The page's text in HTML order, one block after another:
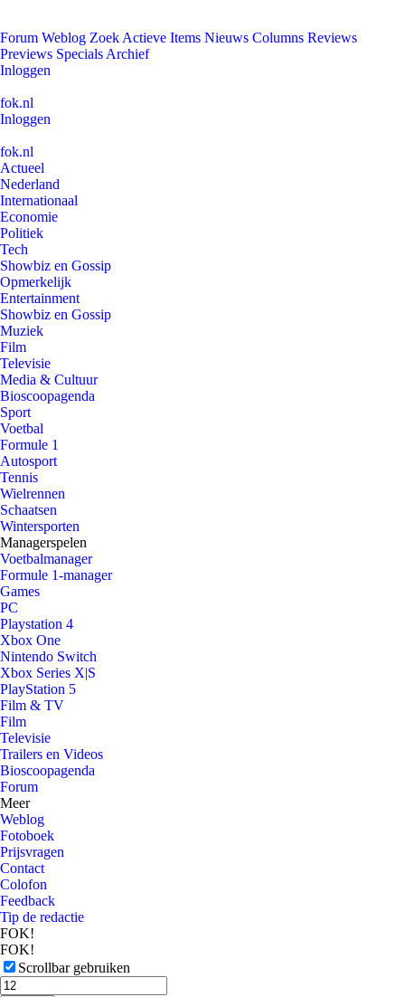
Forum Weblog Zoek Actieve Items Nieuws Columns Reviews
Previews Specials Archief
Inloggen
fok.nl
Inloggen
fok.nl
Actueel
Nederland
Internationaal
Economie
Politiek
Tech
Showbiz en Gossip
Opmerkelijk
Entertainment
Showbiz en Gossip
Muziek
Film
Televisie
Media & Cultuur
Bioscoopagenda
Sport
Voetbal
Formule 1
Autosport
Tennis
Wielrennen
Schaatsen
Wintersporten
Managerspelen
Voetbalmanager
Formule 1-manager
Games
PC
Playstation 4
Xbox One
Nintendo Switch
Xbox Series X|S
PlayStation 5
Film & TV
Film
Televisie
Trailers en Videos
Bioscoopagenda
Forum
Meer
Weblog
Fotoboek
Prijsvragen
Contact
Colofon
Feedback
Tip de redactie
FOK!
FOK!
Scrollbar gebruiken